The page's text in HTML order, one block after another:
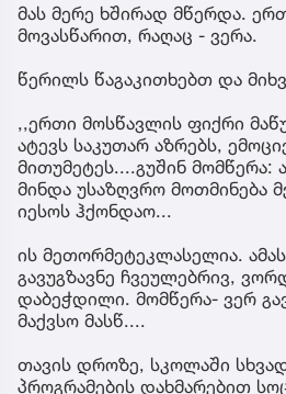
მას მერე ხშირად მწერდა.
მოვასწარით, რაღაც - ვერა.
წერილს წაგაკითხებთ და
,,ერთი მოსწავლის ფიქრი
ატევს საკუთარ აზრებს,
მითუმეტეს....გუშინ მომწერა:
მინდა უსაზღვრო მოთმინება
იესოს ჰქონდაო...
ის მეთორმეტეკლასელია.
გავუგზავნე ჩვეულებრივ,
დაბეჭდილი. მომწერა- ვერ
მაქვსო მასწ....
თავის დროზე, სკოლაში
პროგრამების დახმარებით